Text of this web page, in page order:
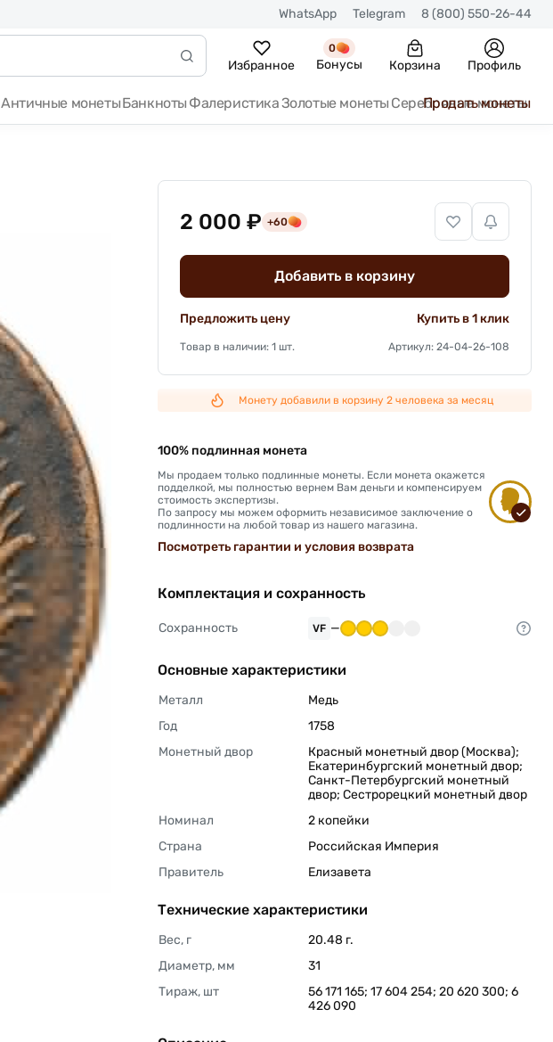
WhatsApp Telegram 8 (800) 550-26-44
Избранное
0
Бонусы Корзина Профиль
Античные монетыБанкноты ФалеристикаЗолотые монеты Серебряные монеты
Продать монеты
2 000 ₽ +60
Добавить в корзину
Предложить цену Купить в 1 клик
Товар в наличии: 1 шт. Артикул: 24-04-26-108
Монету добавили в корзину 2 человека за месяц
100% подлинная монета
Мы продаем только подлинные монеты. Если монета окажется
подделкой, мы полностью вернем Вам деньги и компенсируем
стоимость экспертизы.
По запросу мы можем оформить независимое заключение о
подлинности на любой товар из нашего магазина.
Посмотреть гарантии и условия возврата
Комплектация и сохранность
Сохранность VF —
Основные характеристики
Металл
Медь
Год
1758
Монетный двор
Красный монетный двор (Москва);
Екатеринбургский монетный двор;
Санкт-Петербургский монетный
двор; Сестрорецкий монетный двор
Номинал
2 копейки
Страна
Российская Империя
Правитель
Елизавета
Технические характеристики
Вес, г
20.48 г.
Диаметр, мм
31
Тираж, шт
56 171 165; 17 604 254; 20 620 300; 6
426 090